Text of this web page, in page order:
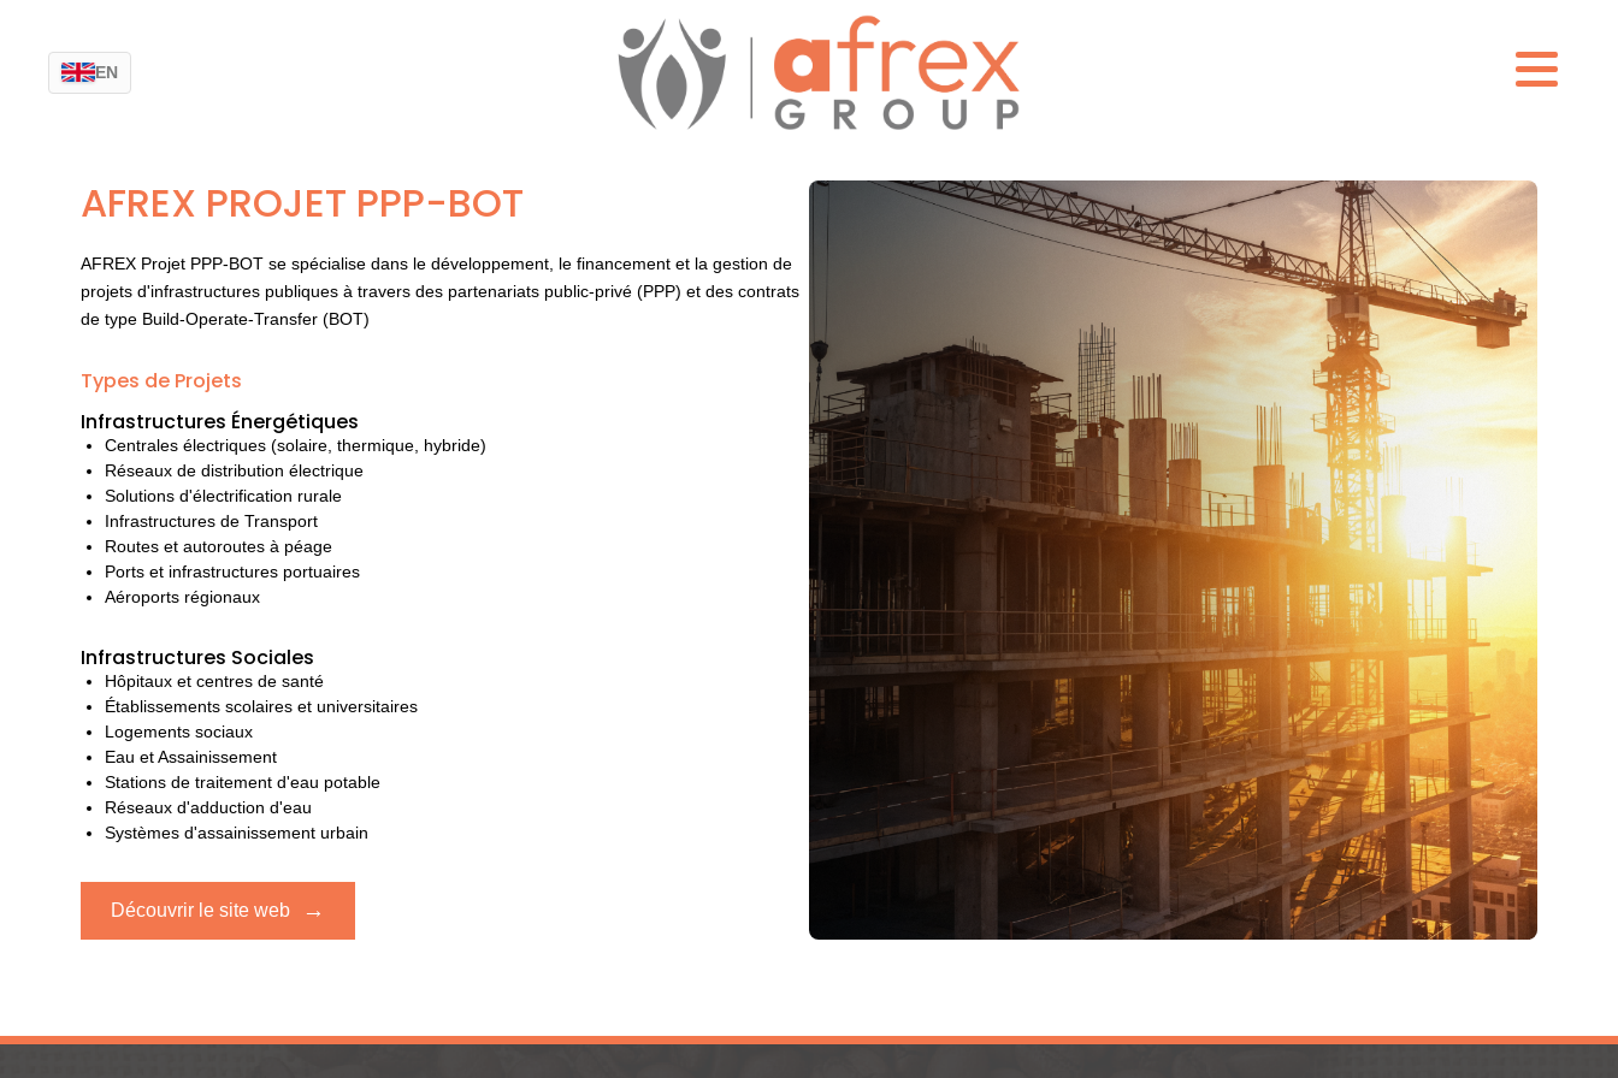
EN
AFREX PROJET PPP-BOT
AFREX Projet PPP-BOT se spécialise dans le développement, le financement et la gestion de
projets d'infrastructures publiques à travers des partenariats public-privé (PPP) et des contrats
de type Build-Operate-Transfer (BOT)
Types de Projets
Infrastructures Énergétiques
Centrales électriques (solaire, thermique, hybride)
Réseaux de distribution électrique
Solutions d'électrification rurale
Infrastructures de Transport
Routes et autoroutes à péage
Ports et infrastructures portuaires
Aéroports régionaux
Infrastructures Sociales
Hôpitaux et centres de santé
Établissements scolaires et universitaires
Logements sociaux
Eau et Assainissement
Stations de traitement d'eau potable
Réseaux d'adduction d'eau
Systèmes d'assainissement urbain
Découvrir le site web →